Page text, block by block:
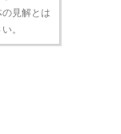
見解とは
。